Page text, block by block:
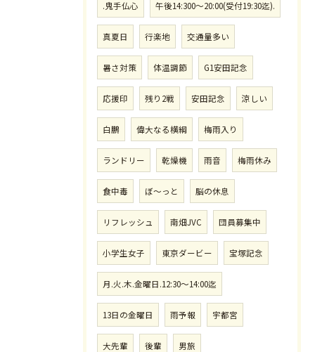
.鬼手仏心 午後14:300〜20:00(受付19:30迄).
真夏日 行楽地 交通量多い
暑さ対策 体温調節 G1安田記念
応援印 残り2戦 安田記念 涼しい
白鵬 偉大なる横綱 梅雨入り
ランドリー 乾燥機 雨音 梅雨休み
食中毒 ぼ〜っと 脳の休息
リフレッシュ 南畑JVC 団員募集中
小学生女子 東京ダービー 宝塚記念
月.火.木.金曜日.12:30〜14:00迄
13日の金曜日 雨予報 宇都宮
大先輩 後輩 男旅